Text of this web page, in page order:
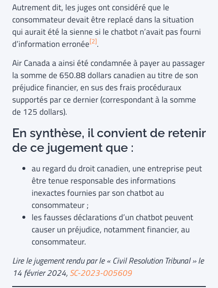
Autrement dit, les juges ont considéré que le
consommateur devait être replacé dans la situation
qui aurait été la sienne si le chatbot n’avait pas fourni
d’information erronée[2].
Air Canada a ainsi été condamnée à payer au passager
la somme de 650.88 dollars canadien au titre de son
préjudice financier, en sus des frais procéduraux
supportés par ce dernier (correspondant à la somme
de 125 dollars).
En synthèse, il convient de retenir
de ce jugement que :
au regard du droit canadien, une entreprise peut
être tenue responsable des informations
inexactes fournies par son chatbot au
consommateur ;
les fausses déclarations d’un chatbot peuvent
causer un préjudice, notamment financier, au
consommateur.
Lire le jugement rendu par le « Civil Resolution Tribunal » le
14 février 2024,SC-2023-005609